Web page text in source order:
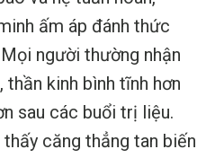
ấm áp đánh thức
người thường nhận
kinh bình tĩnh hơn
sau các buổi trị liệu.
căng thẳng tan biến